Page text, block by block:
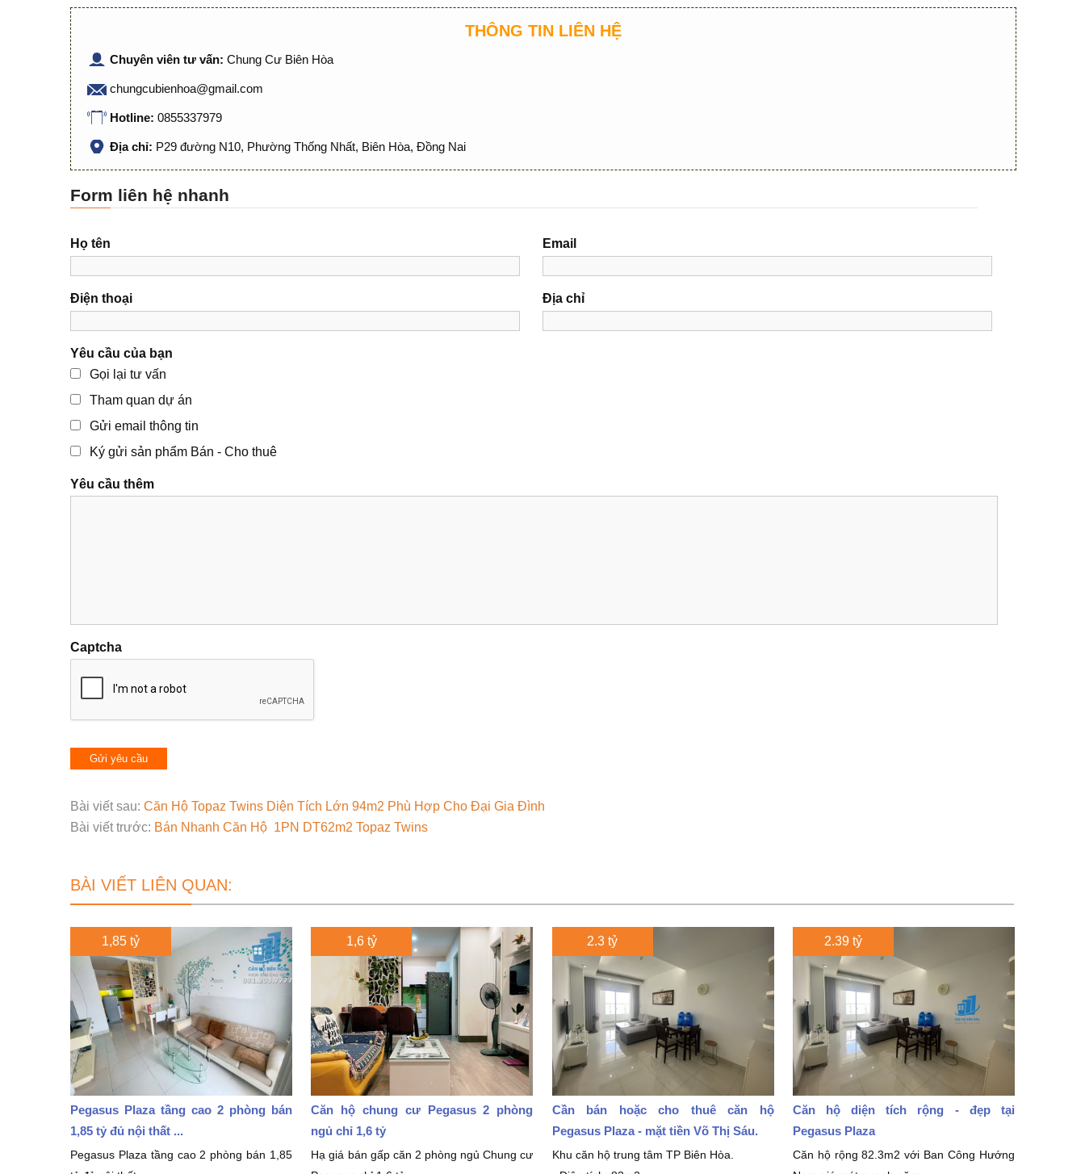
THÔNG TIN LIÊN HỆ
Chuyên viên tư vấn: Chung Cư Biên Hòa
chungcubienhoa@gmail.com
Hotline: 0855337979
Địa chỉ: P29 đường N10, Phường Thống Nhất, Biên Hòa, Đồng Nai
Form liên hệ nhanh
Họ tên Email
Điện thoại Địa chỉ
Yêu cầu của bạn
Gọi lại tư vấn
Tham quan dự án
Gửi email thông tin
Ký gửi sản phẩm Bán - Cho thuê
Yêu cầu thêm
Captcha
Bài viết sau: Căn Hộ Topaz Twins Diện Tích Lớn 94m2 Phù Hợp Cho Đại Gia Đình
Bài viết trước: Bán Nhanh Căn Hộ 1PN DT62m2 Topaz Twins
BÀI VIẾT LIÊN QUAN:
1,85 tỷ
Pegasus Plaza tầng cao 2 phòng bán
1,85 tỷ đủ nội thất ...
Pegasus Plaza tầng cao 2 phòng bán 1,85
1,6 tỷ
Căn hộ chung cư Pegasus 2 phòng
ngủ chỉ 1,6 tỷ
Hạ giá bán gấp căn 2 phòng ngủ Chung cư
2.3 tỷ
Cần bán hoặc cho thuê căn hộ
Pegasus Plaza - mặt tiền Võ Thị Sáu.
Khu căn hộ trung tâm TP Biên Hòa.
2.39 tỷ
Căn hộ diện tích rộng - đẹp tại
Pegasus Plaza
Căn hộ rộng 82.3m2 với Ban Công Hướng